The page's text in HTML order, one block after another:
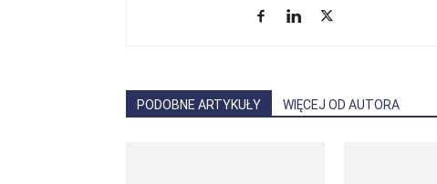
PODOBNE ARTYKUŁY WIĘCEJ OD AUTORA